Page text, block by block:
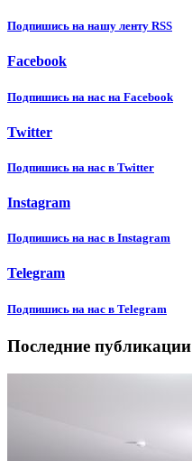
Подпишиcь на нашу ленту RSS
Facebook
Подпишиcь на нас на Facebook
Twitter
Подпишиcь на нас в Twitter
Instagram
Подпишиcь на нас в Instagram
Telegram
Подпишиcь на нас в Telegram
Последние публикации